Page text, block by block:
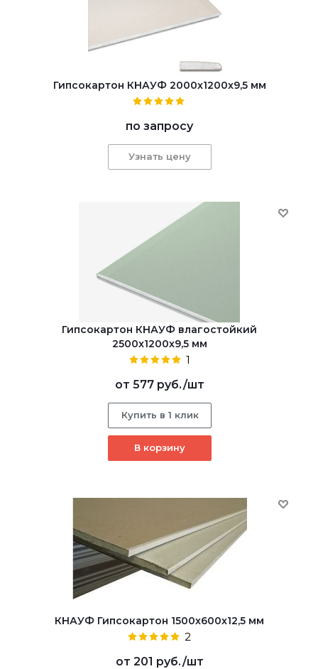
Гипсокартон КНАУФ 2000x1200x9,5 мм
по запросу
Узнать цену
Гипсокартон КНАУФ влагостойкий
2500x1200x9,5 мм
1
от 577 руб./шт
Купить в 1 клик
В корзину
КНАУФ Гипсокартон 1500x600x12,5 мм
2
от 201 руб./шт